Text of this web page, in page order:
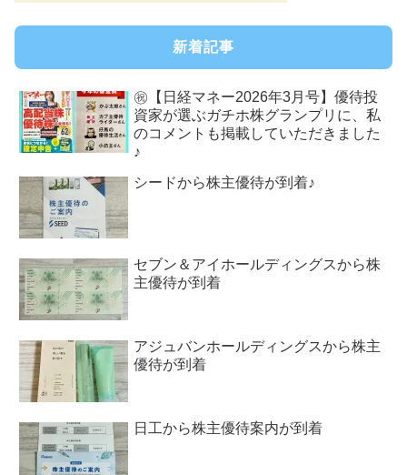
新着記事
㊗【日経マネー2026年3月号】優待投
資家が選ぶガチホ株グランプリに、私
のコメントも掲載していただきました
♪
シードから株主優待が到着♪
セブン＆アイホールディングスから株
主優待が到着
アジュバンホールディングスから株主
優待が到着
日工から株主優待案内が到着